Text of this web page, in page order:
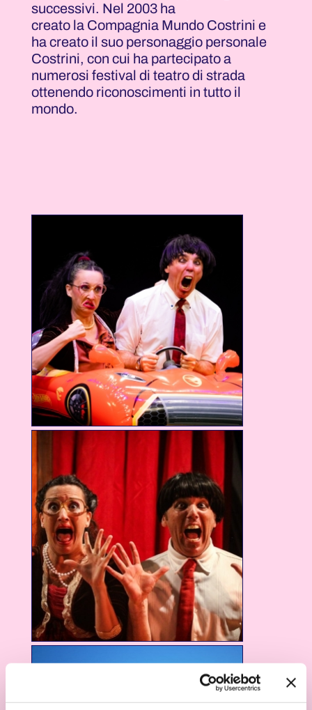
successivi. Nel 2003 ha
creato la Compagnia Mundo Costrini e
ha creato il suo personaggio personale
Costrini, con cui ha partecipato a
numerosi festival di teatro di strada
ottenendo riconoscimenti in tutto il
mondo.